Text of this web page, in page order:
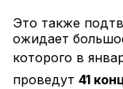
Это также
ожидает
которого в
проведут 41